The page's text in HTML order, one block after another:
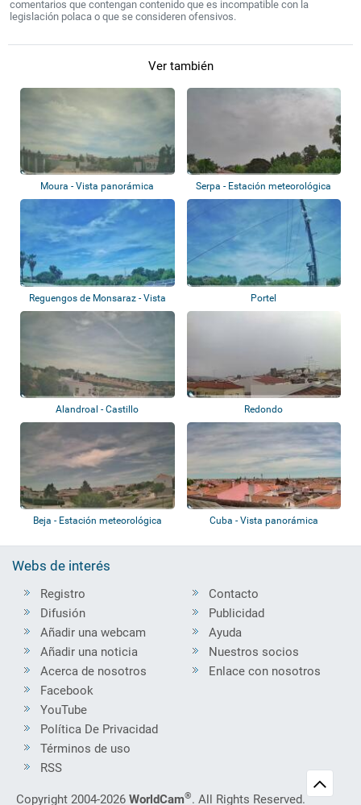
comentarios que contengan contenido que es incompatible con la
legislación polaca o que se consideren ofensivos.
Ver también
Moura - Vista panorámica Serpa - Estación meteorológica
Reguengos de Monsaraz - Vista
panorámica
Portel
Alandroal - Castillo Redondo
Beja - Estación meteorológica Cuba - Vista panorámica
Webs de interés
Registro
Difusión
Añadir una webcam
Añadir una noticia
Acerca de nosotros
Contacto
Publicidad
Ayuda
Nuestros socios
Enlace con nosotros
Facebook
YouTube
Política De Privacidad
Términos de uso
RSS
Copyright 2004-2026 WorldCam®. All Rights Reserved.